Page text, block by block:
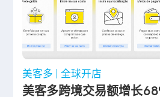
美客多 全球开店
美客多跨境交易额增长